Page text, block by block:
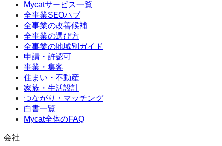
Mycatサービス一覧
全事業SEOハブ
全事業の改善候補
全事業の選び方
全事業の地域別ガイド
申請・許認可
事業・集客
住まい・不動産
家族・生活設計
つながり・マッチング
白書一覧
Mycat全体のFAQ
会社